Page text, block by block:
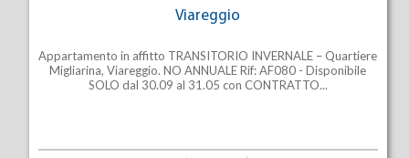
Viareggio
Appartamento in affitto TRANSITORIO INVERNALE – Quartiere
Migliarina, Viareggio. NO ANNUALE Rif: AF080 - Disponibile
SOLO dal 30.09 al 31.05 con CONTRATTO...